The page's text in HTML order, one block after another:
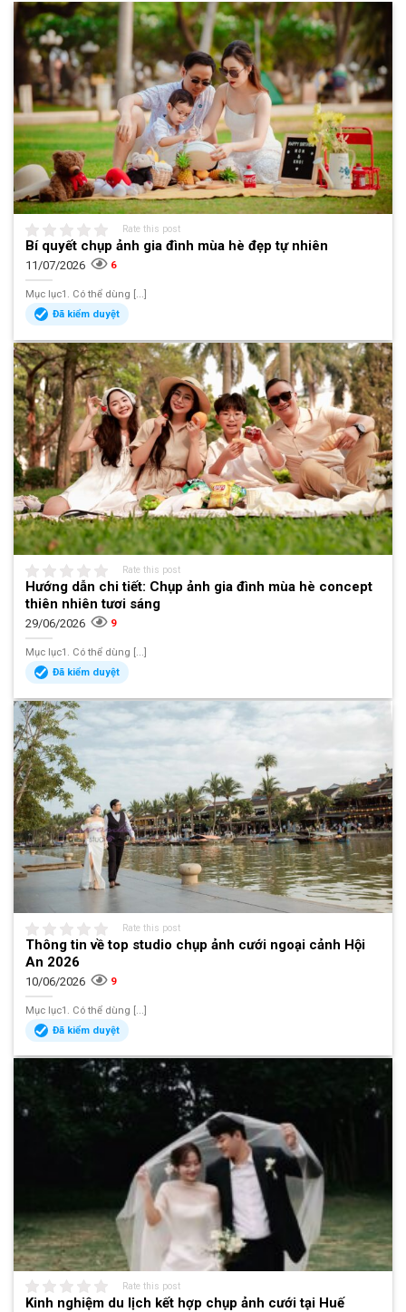
Rate this post
Bí quyết chụp ảnh gia đình mùa hè đẹp tự nhiên
11/07/2026 6
Mục lục1. Có thể dùng [...]
Đã kiểm duyệt
Rate this post
Hướng dẫn chi tiết: Chụp ảnh gia đình mùa hè concept
thiên nhiên tươi sáng
29/06/2026 9
Mục lục1. Có thể dùng [...]
Đã kiểm duyệt
Rate this post
Thông tin về top studio chụp ảnh cưới ngoại cảnh Hội
An 2026
10/06/2026 9
Mục lục1. Có thể dùng [...]
Đã kiểm duyệt
Rate this post
Kinh nghiệm du lịch kết hợp chụp ảnh cưới tại Huế